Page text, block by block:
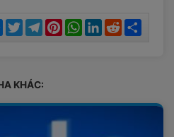
Messenger
TwitterTelegramPinterestWhatsAppLinkedInReddit
KHÁC: